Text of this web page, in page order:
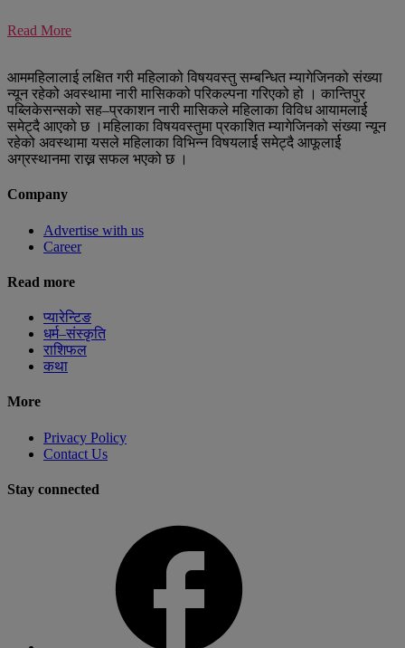
Read More
आममहिलालाई लक्षित गरी महिलाको विषयवस्तु सम्बन्धित म्यागेजिनको संख्या
न्यून रहेको अवस्थामा नारी मासिकको परिकल्पना गरिएको हो । कान्तिपुर
पब्लिकेसन्सको सह–प्रकाशन नारी मासिकले महिलाका विविध आयामलार्ई
समेट्दै आएको छ ।महिलाका विषयवस्तुमा प्रकाशित म्यागेजिनको संख्या न्यून
रहेको अवस्थामा यसले महिलाका विभिन्न विषयलार्ई समेट्दै आफूलार्ई
अग्रस्थानमा राख्न सफल भएको छ ।
Company
Advertise with us
Career
Read more
प्यारेन्टिङ
धर्म–संस्कृति
राशिफल
कथा
More
Privacy Policy
Contact Us
Stay connected